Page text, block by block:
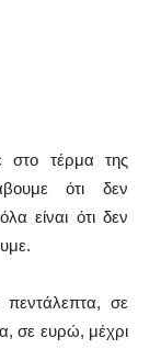
στο τέρμα της
ότι δεν
είναι ότι δεν
σε
σε ευρώ, μέχρι